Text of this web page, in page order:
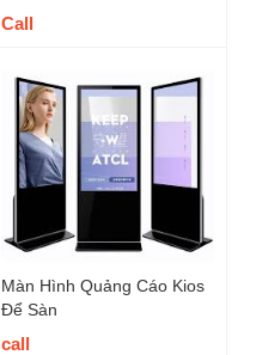
inch - M43FS
Call
Màn Hình Quảng Cáo Kios
Để Sàn
call